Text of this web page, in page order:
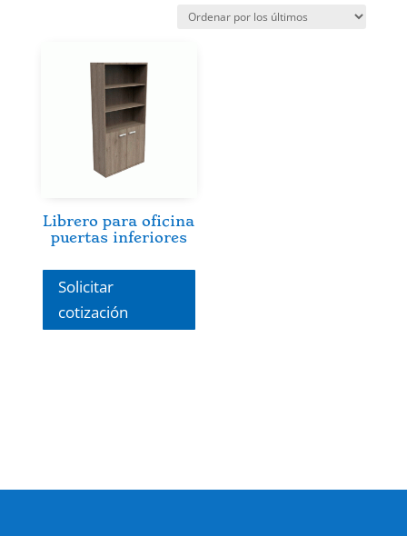
Librero para oficina
puertas inferiores
Solicitar
cotización